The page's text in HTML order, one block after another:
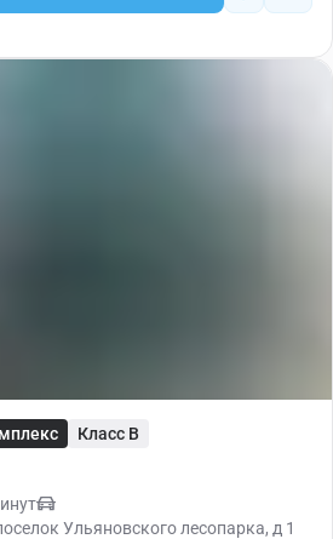
Класс B
Ульяновского лесопарка, д 1